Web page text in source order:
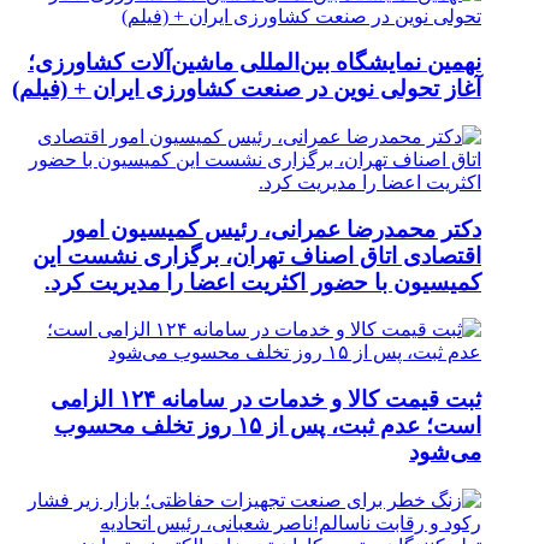
نهمین نمایشگاه بین‌المللی ماشین‌آلات کشاورزی؛
آغاز تحولی نوین در صنعت کشاورزی ایران + (فیلم)
دکتر محمدرضا عمرانی، رئیس کمیسیون امور
اقتصادی اتاق اصناف تهران، برگزاری نشست این
کمیسیون با حضور اکثریت اعضا را مدیریت کرد.
ثبت قیمت کالا و خدمات در سامانه ۱۲۴ الزامی
است؛ عدم ثبت، پس از ۱۵ روز تخلف محسوب
می‌شود